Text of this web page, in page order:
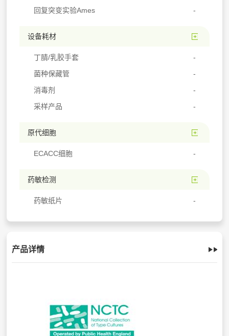
回复突变实验Ames
设备耗材
丁腈/乳胶手套
菌种保藏管
消毒剂
采样产品
原代细胞
ECACC细胞
药敏检测
药敏纸片
产品详情